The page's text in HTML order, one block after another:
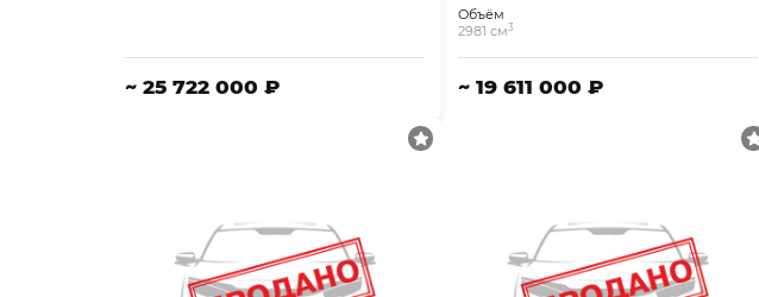
~ 25 722 000 ₽
Объём
2981 см3
~ 19 611 000 ₽